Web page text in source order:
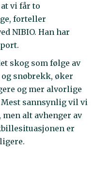
vi får to
forteller
NIBIO. Han har
skog som følge av
snøbrekk, øker
og mer alvorlige
sannsynlig vil vi
alt avhenger av
er